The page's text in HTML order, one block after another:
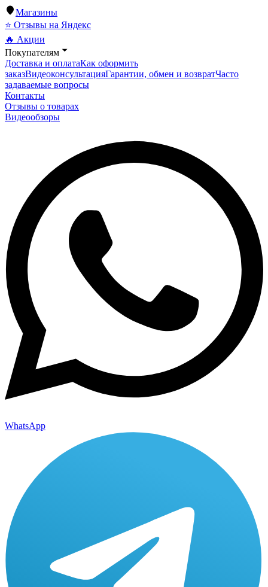
Магазины
⭐ Отзывы на Яндекс
🔥 Акции
Покупателям
Доставка и оплатаКак оформить
заказВидеоконсультацияГарантии, обмен и возвратЧасто
задаваемые вопросы
Контакты
Отзывы о товарах
Видеообзоры
WhatsApp